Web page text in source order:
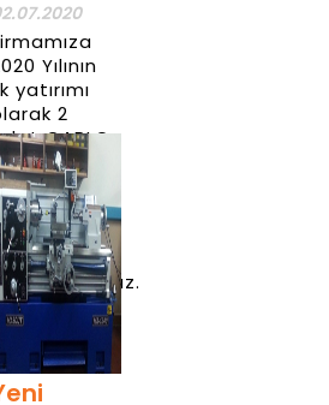
Yılının
yatırımı
2
CARLO
CS 332
perçin
Haber